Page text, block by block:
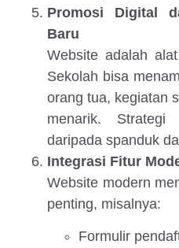
Promosi Digital
Baru
Website adalah
Sekolah bisa
orang tua, kegiatan
menarik.
daripada spanduk
Integrasi Fitur
Website modern
penting, misalnya:
Formulir